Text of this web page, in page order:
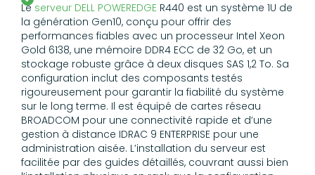
Le serveur DELL POWEREDGE R440 est un système 1U de
la génération Gen10, conçu pour offrir des
performances fiables avec un processeur Intel Xeon
Gold 6138, une mémoire DDR4 ECC de 32 Go, et un
stockage robuste grâce à deux disques SAS 1,2 To. Sa
configuration inclut des composants testés
rigoureusement pour garantir la fiabilité du système
sur le long terme. Il est équipé de cartes réseau
BROADCOM pour une connectivité rapide et d’une
gestion à distance IDRAC 9 ENTERPRISE pour une
administration aisée. L’installation du serveur est
facilitée par des guides détaillés, couvrant aussi bien